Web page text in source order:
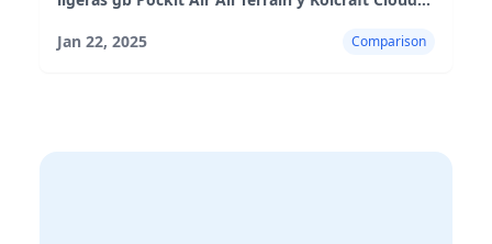
para
Jan 22, 2025 Comparison